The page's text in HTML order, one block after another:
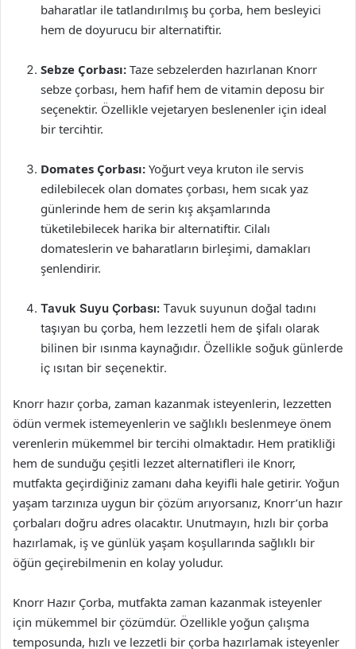
baharatlar ile tatlandırılmış bu çorba, hem besleyici
hem de doyurucu bir alternatiftir.
Sebze Çorbası: Taze sebzelerden hazırlanan Knorr
sebze çorbası, hem hafif hem de vitamin deposu bir
seçenektir. Özellikle vejetaryen beslenenler için ideal
bir tercihtir.
Domates Çorbası: Yoğurt veya kruton ile servis
edilebilecek olan domates çorbası, hem sıcak yaz
günlerinde hem de serin kış akşamlarında
tüketilebilecek harika bir alternatiftir. Cilalı
domateslerin ve baharatların birleşimi, damakları
şenlendirir.
Tavuk Suyu Çorbası: Tavuk suyunun doğal tadını
taşıyan bu çorba, hem lezzetli hem de şifalı olarak
bilinen bir ısınma kaynağıdır. Özellikle soğuk günlerde
iç ısıtan bir seçenektir.
Knorr hazır çorba, zaman kazanmak isteyenlerin, lezzetten
ödün vermek istemeyenlerin ve sağlıklı beslenmeye önem
verenlerin mükemmel bir tercihi olmaktadır. Hem pratikliği
hem de sunduğu çeşitli lezzet alternatifleri ile Knorr,
mutfakta geçirdiğiniz zamanı daha keyifli hale getirir. Yoğun
yaşam tarzınıza uygun bir çözüm arıyorsanız, Knorr’un hazır
çorbaları doğru adres olacaktır. Unutmayın, hızlı bir çorba
hazırlamak, iş ve günlük yaşam koşullarında sağlıklı bir
öğün geçirebilmenin en kolay yoludur.
Knorr Hazır Çorba, mutfakta zaman kazanmak isteyenler
için mükemmel bir çözümdür. Özellikle yoğun çalışma
temposunda, hızlı ve lezzetli bir çorba hazırlamak isteyenler